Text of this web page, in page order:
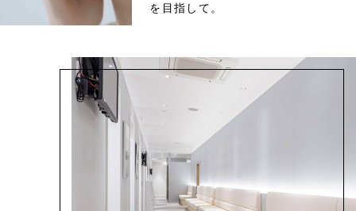
を目指して。